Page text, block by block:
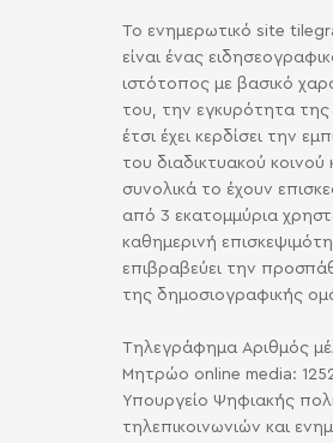
Το ενημερωτικό site
είναι ένας
ιστότοπος με βασικό
του, την εγκυρότητα της
έτσι έχει κερδίσει την
του διαδικτυακού
συνολικά το έχουν
από 3 εκατομμύρια
καθημερινή
επιβραβεύει την
της δημοσιογραφικής
Τηλεγράφημα Αριθμός
Μητρώο online media:
Υπουργείο Ψηφιακής
τηλεπικοινωνιών και